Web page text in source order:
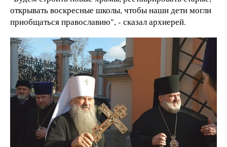
открывать воскресные школы, чтобы наши дети могли
приобщаться православию", - сказал архиерей.